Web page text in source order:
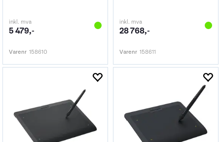
inkl. mva
5 479,-
Varenr 158610
inkl. mva
28 768,-
Varenr 158611